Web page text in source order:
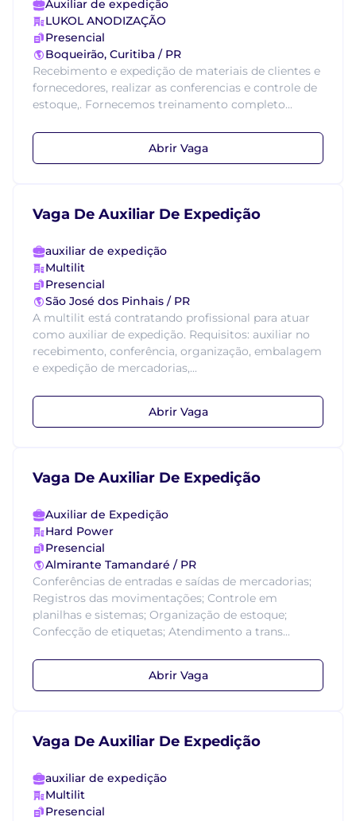
Auxiliar de expedição
LUKOL ANODIZAÇÃO
Presencial
Boqueirão, Curitiba / PR
Recebimento e expedição de materiais de clientes e
fornecedores, realizar as conferencias e controle de
estoque,. Fornecemos treinamento completo...
Abrir Vaga
Vaga De Auxiliar De Expedição
auxiliar de expedição
Multilit
Presencial
São José dos Pinhais / PR
A multilit está contratando profissional para atuar
como auxiliar de expedição. Requisitos: auxiliar no
recebimento, conferência, organização, embalagem
e expedição de mercadorias,...
Abrir Vaga
Vaga De Auxiliar De Expedição
Auxiliar de Expedição
Hard Power
Presencial
Almirante Tamandaré / PR
Conferências de entradas e saídas de mercadorias;
Registros das movimentações; Controle em
planilhas e sistemas; Organização de estoque;
Confecção de etiquetas; Atendimento a trans...
Abrir Vaga
Vaga De Auxiliar De Expedição
auxiliar de expedição
Multilit
Presencial